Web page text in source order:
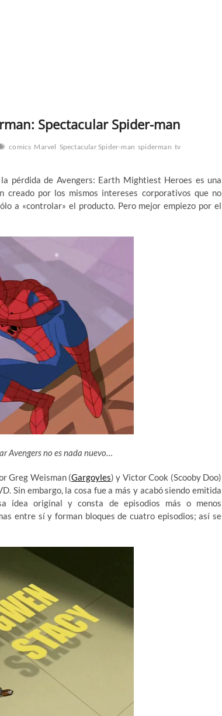
Spectacular Spider-man
comics Marvel Spectacular Spider-man spiderman tv
pérdida de Avengers: Earth Mightiest Heroes es una
creado por los mismos intereses corporativos que no
a «controlar» el producto. Pero mejor empiezo por el
Avengers no es nada nuevo…
Greg Weisman (Gargoyles) y Victor Cook (Scooby Doo)
Sin embargo, la cosa fue a más y acabó siendo emitida
idea original y consta de episodios más o menos
entre sí y forman bloques de cuatro episodios; así se